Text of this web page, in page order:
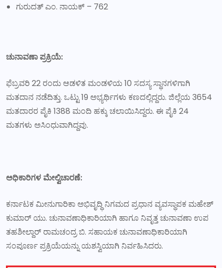
ಗುರುದತ್ ಎಂ. ನಾಯಕ್ – 762
ಚುನಾವಣಾ ಪ್ರಕ್ರಿಯೆ:
ಫೆಬ್ರವರಿ 22 ರಂದು ಆಡಳಿತ ಮಂಡಳಿಯ 10 ಸದಸ್ಯ ಸ್ಥಾನಗಳಿಗಾಗಿ
ಮತದಾನ ನಡೆದಿತ್ತು. ಒಟ್ಟು 19 ಅಭ್ಯರ್ಥಿಗಳು ಕಣದಲ್ಲಿದ್ದರು. ಜಿಲ್ಲೆಯ 3654
ಮತದಾರರ ಪೈಕಿ 1388 ಮಂದಿ ಹಕ್ಕು ಚಲಾಯಿಸಿದ್ದರು. ಈ ಪೈಕಿ 24
ಮತಗಳು ಅಸಿಂಧುವಾಗಿದ್ದವು.
ಅಧಿಕಾರಿಗಳ ಮೇಲ್ವಿಚಾರಣೆ:
ಕರ್ನಾಟಕ ಮೀನುಗಾರಿಕಾ ಅಭಿವೃದ್ಧಿ ನಿಗಮದ ಪ್ರಧಾನ ವ್ಯವಸ್ಥಾಪಕ ಮಹೇಶ್
ಕುಮಾರ್ ಯು. ಚುನಾವಣಾಧಿಕಾರಿಯಾಗಿ ಹಾಗೂ ನಿವೃತ್ತ ಚುನಾವಣಾ ಉಪ
ತಹಶೀಲ್ದಾರ್ ರಾಮಚಂದ್ರ ಬಿ. ಸಹಾಯಕ ಚುನಾವಣಾಧಿಕಾರಿಯಾಗಿ
ಸಂಪೂರ್ಣ ಪ್ರಕ್ರಿಯೆಯನ್ನು ಯಶಸ್ವಿಯಾಗಿ ನಿರ್ವಹಿಸಿದರು.